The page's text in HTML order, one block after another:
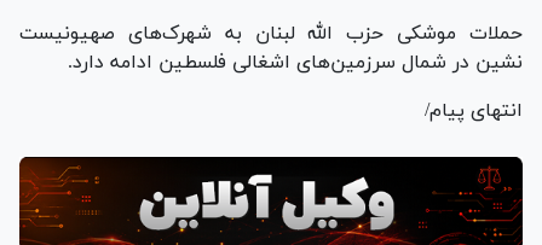
حملات موشکی حزب الله لبنان به شهرک‌های صهیونیست
نشین در شمال سرزمین‌های اشغالی فلسطین ادامه دارد.
انتهای پیام/